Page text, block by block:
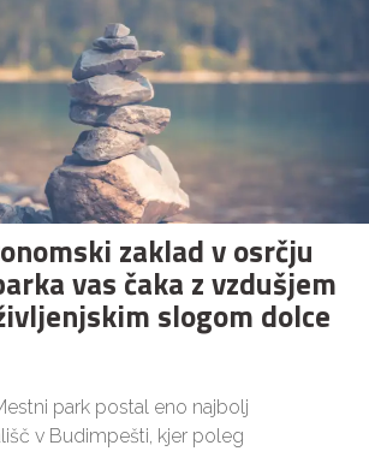
zaklad v osrčju
vas čaka z vzdušjem
slogom dolce
park postal eno najbolj
v Budimpešti, kjer poleg